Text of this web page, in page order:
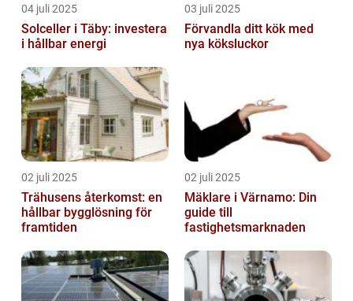
04 juli 2025
Solceller i Täby: investera
i hållbar energi
03 juli 2025
Förvandla ditt kök med
nya köksluckor
02 juli 2025
Trähusens återkomst: en
hållbar bygglösning för
framtiden
02 juli 2025
Mäklare i Värnamo: Din
guide till
fastighetsmarknaden